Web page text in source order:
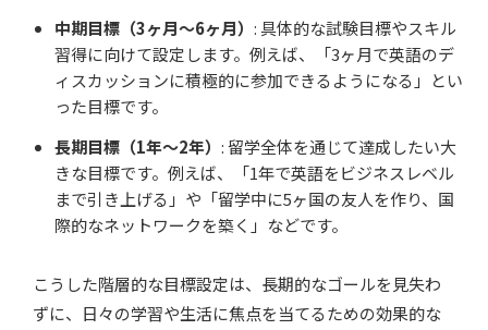
中期目標（3ヶ月〜6ヶ月） : 具体的な試験目標やスキル
習得に向けて設定します。例えば、「3ヶ月で英語のデ
ィスカッションに積極的に参加できるようになる」とい
った目標です。
長期目標（1年〜2年） : 留学全体を通じて達成したい大
きな目標です。例えば、「1年で英語をビジネスレベル
まで引き上げる」や「留学中に5ヶ国の友人を作り、国
際的なネットワークを築く」などです。
こうした階層的な目標設定は、長期的なゴールを見失わ
ずに、日々の学習や生活に焦点を当てるための効果的な